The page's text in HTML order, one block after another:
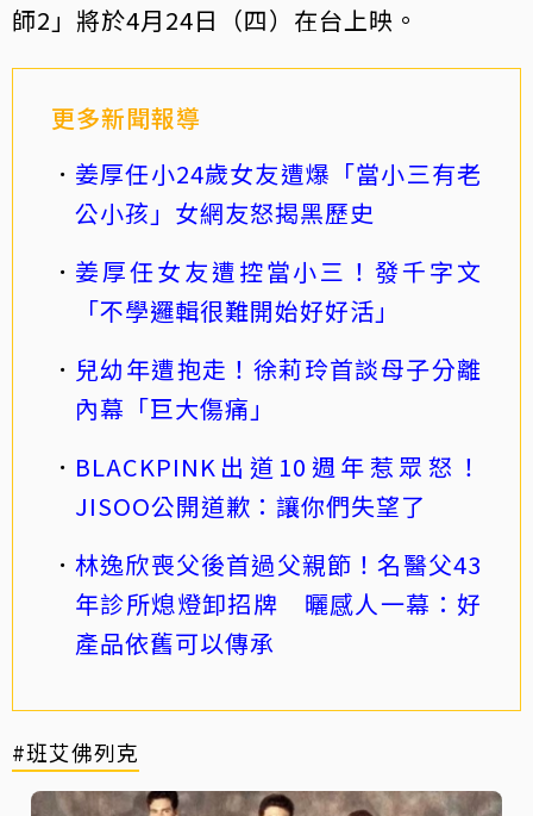
師2」將於4月24日（四）在台上映。
更多新聞報導
姜厚任小24歲女友遭爆「當小三有老
公小孩」女網友怒揭黑歷史
姜厚任女友遭控當小三！發千字文
「不學邏輯很難開始好好活」
兒幼年遭抱走！徐莉玲首談母子分離
內幕「巨大傷痛」
BLACKPINK出道10週年惹眾怒！
JISOO公開道歉：讓你們失望了
林逸欣喪父後首過父親節！名醫父43
年診所熄燈卸招牌 曬感人一幕：好
產品依舊可以傳承
#班艾佛列克